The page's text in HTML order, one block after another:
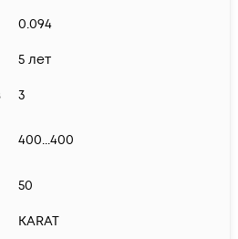
0.094
5 лет
3
400...400
50
KARAT